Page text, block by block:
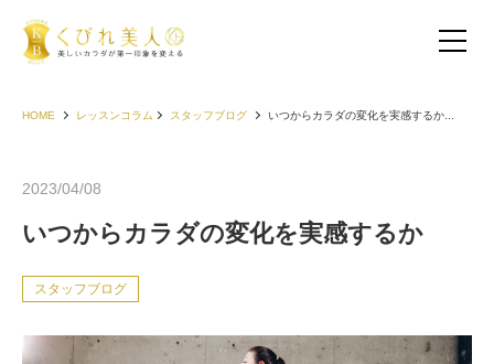
HOME レッスンコラム スタッフブログ いつからカラダの変化を実感するか...
2023/04/08
いつからカラダの変化を実感するか
スタッフブログ